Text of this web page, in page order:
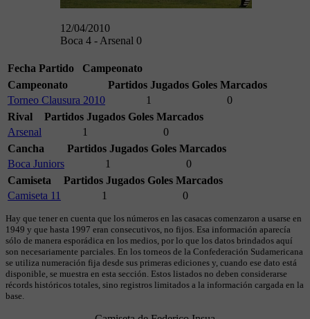
12/04/2010
Boca 4 - Arsenal 0
Fecha Partido
Campeonato
Campeonato
Partidos Jugados Goles Marcados
Torneo Clausura 2010
1
0
Rival
Partidos Jugados Goles Marcados
Arsenal
1
0
Cancha
Partidos Jugados Goles Marcados
Boca Juniors
1
0
Camiseta
Partidos Jugados Goles Marcados
Camiseta 11
1 0
Hay que tener en cuenta que los números en las casacas comenzaron a usarse en
1949 y que hasta 1997 eran consecutivos, no fijos. Esa información aparecía
sólo de manera esporádica en los medios, por lo que los datos brindados aquí
son necesariamente parciales. En los torneos de la Confederación Sudamericana
se utiliza numeración fija desde sus primeras ediciones y, cuando ese dato está
disponible, se muestra en esta sección. Estos listados no deben considerarse
récords históricos totales, sino registros limitados a la información cargada en la
base.